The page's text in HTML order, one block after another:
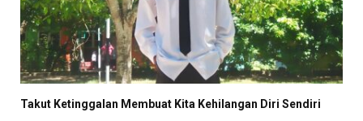
Takut Ketinggalan Membuat Kita Kehilangan Diri Sendiri